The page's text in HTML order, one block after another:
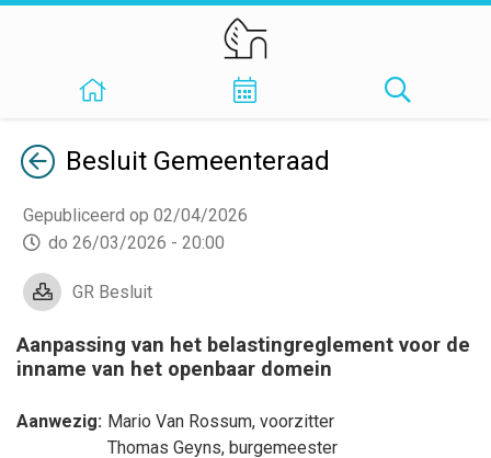
TerugBesluit Gemeenteraad
Gepubliceerd op 02/04/2026
do 26/03/2026 - 20:00
GR Besluit
Aanpassing van het belastingreglement voor de
inname van het openbaar domein
Aanwezig: Mario Van Rossum, voorzitter
Thomas Geyns, burgemeester